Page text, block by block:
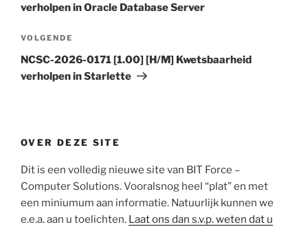
verholpen in Oracle Database Server
Volgend
bericht
VOLGENDE
NCSC-2026-0171 [1.00] [H/M] Kwetsbaarheid
verholpen in Starlette
OVER DEZE SITE
Dit is een volledig nieuwe site van BIT Force –
Computer Solutions. Vooralsnog heel “plat” en met
een miniumum aan informatie. Natuurlijk kunnen we
e.e.a. aan u toelichten. Laat ons dan s.v.p. weten dat u